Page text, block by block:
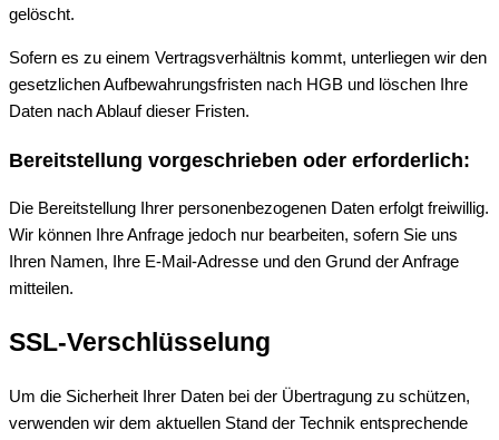
gelöscht.
Sofern es zu einem Vertragsverhältnis kommt, unterliegen wir den
gesetzlichen Aufbewahrungsfristen nach HGB und löschen Ihre
Daten nach Ablauf dieser Fristen.
Bereitstellung vorgeschrieben oder erforderlich:
Die Bereitstellung Ihrer personenbezogenen Daten erfolgt freiwillig.
Wir können Ihre Anfrage jedoch nur bearbeiten, sofern Sie uns
Ihren Namen, Ihre E-Mail-Adresse und den Grund der Anfrage
mitteilen.
SSL-Verschlüsselung
Um die Sicherheit Ihrer Daten bei der Übertragung zu schützen,
verwenden wir dem aktuellen Stand der Technik entsprechende